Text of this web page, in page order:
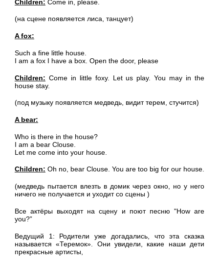
Children: Come in, please.
(на сцене появляется лиса, танцует)
A fox:
Such a fine little house.
I am a fox I have a box. Open the door, please
Children: Come in little foxy. Let us play. You may in the
house stay.
(под музыку появляется медведь, видит терем, стучится)
A bear:
Who is there in the house?
I am a bear Clouse.
Let me come into your house.
Children: Oh no, bear Clouse. You are too big for our house.
(медведь пытается влезть в домик через окно, но у него
ничего не получается и уходит со сцены )
Все актёры выходят на сцену и поют песню "How are
you?”
Ведущий 1: Родители уже догадались, что эта сказка
называется «Теремок». Они увидели, какие наши дети
прекрасные артисты,